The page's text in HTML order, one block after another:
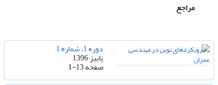
مراجع
دوره 1، شماره 1
پاییز 1396
صفحه1-13